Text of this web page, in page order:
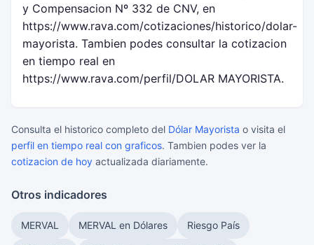
y Compensacion Nº 332 de CNV, en
https://www.rava.com/cotizaciones/historico/dolar-
mayorista. Tambien podes consultar la cotizacion
en tiempo real en
https://www.rava.com/perfil/DOLAR MAYORISTA.
Consulta el historico completo del Dólar Mayorista o visita el
perfil en tiempo real con graficos. Tambien podes ver la
cotizacion de hoy actualizada diariamente.
Otros indicadores
MERVAL MERVAL en Dólares Riesgo País